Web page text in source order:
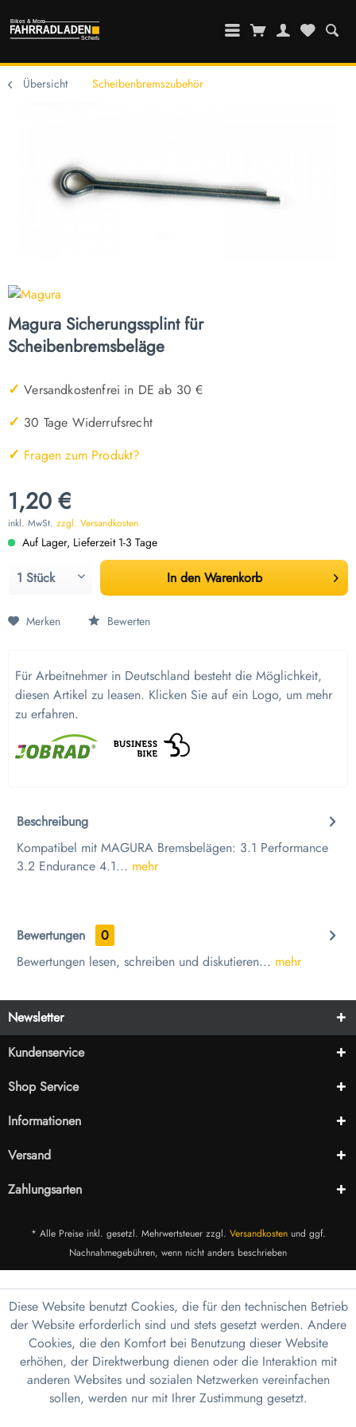
Übersicht Scheibenbremszubehör
Magura Sicherungssplint für
Scheibenbremsbeläge
✓ Versandkostenfrei in DE ab 30 €
✓ 30 Tage Widerrufsrecht
✓ Fragen zum Produkt?
1,20 €
inkl. MwSt. zzgl. Versandkosten
Auf Lager, Lieferzeit 1-3 Tage
In den Warenkorb
Merken Bewerten
Für Arbeitnehmer in Deutschland besteht die Möglichkeit,
diesen Artikel zu leasen. Klicken Sie auf ein Logo, um mehr
zu erfahren.
Beschreibung
Kompatibel mit MAGURA Bremsbelägen: 3.1 Performance
3.2 Endurance 4.1... mehr
Bewertungen
0
Bewertungen lesen, schreiben und diskutieren... mehr
Newsletter
Kundenservice
Shop Service
Informationen
Versand
Zahlungsarten
* Alle Preise inkl. gesetzl. Mehrwertsteuer zzgl. Versandkostenund ggf.
Nachnahmegebühren, wenn nicht anders beschrieben
Diese Website benutzt Cookies, die für den technischen Betrieb
der Website erforderlich sind und stets gesetzt werden. Andere
Cookies, die den Komfort bei Benutzung dieser Website
erhöhen, der Direktwerbung dienen oder die Interaktion mit
anderen Websites und sozialen Netzwerken vereinfachen
sollen, werden nur mit Ihrer Zustimmung gesetzt.